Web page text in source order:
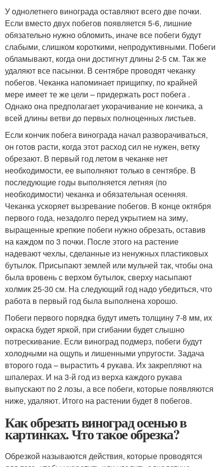
У однолетнего винограда оставляют всего две почки.
Если вместо двух побегов появляется 5-6, лишние
обязательно нужно обломить, иначе все побеги будут
слабыми, слишком короткими, непродуктивными. Побеги
обламывают, когда они достигнут длины 2-5 см. Так же
удаляют все пасынки. В сентябре проводят чеканку
побегов. Чеканка напоминает прищипку, по крайней
мере имеет те же цели – придержать рост побега .
Однако она предполагает укорачивание не кончика, а
всей длины ветви до первых полноценных листьев.
Если кончик побега винограда начал разворачиваться,
он готов расти, когда этот расход сил не нужен, ветку
обрезают. В первый год летом в чеканке нет
необходимости, ее выполняют только в сентябре. В
последующие годы выполняется летняя (по
необходимости) чеканка и обязательная осенняя.
Чеканка ускоряет вызревание побегов. В конце октября
первого года, незадолго перед укрытием на зиму,
выращенные крепкие побеги нужно обрезать, оставив
на каждом по 3 почки. После этого на растение
надевают чехлы, сделанные из ненужных пластиковых
бутылок. Присыпают землей или мульчей так, чтобы она
была вровень с верхом бутылок, сверху насыпают
холмик 25-30 см. На следующий год надо убедиться, что
работа в первый год была выполнена хорошо.
Побеги первого порядка будут иметь толщину 7-8 мм, их
окраска будет яркой, при сгибании будет слышно
потрескивание. Если виноград подмерз, побеги будут
холодными на ощупь и лишенными упругости. Задача
второго года – вырастить 4 рукава. Их закрепляют на
шпалерах. И на 3-й год из верха каждого рукава
выпускают по 2 лозы, а все побеги, которые появляются
ниже, удаляют. Итого на растении будет 8 побегов.
Как обрезать виноград осенью в
картинках. Что такое обрезка?
Обрезкой называются действия, которые проводятся